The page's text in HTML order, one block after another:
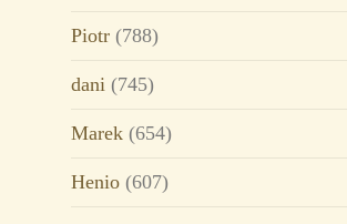
Piotr(788)
dani(745)
Marek(654)
Henio(607)